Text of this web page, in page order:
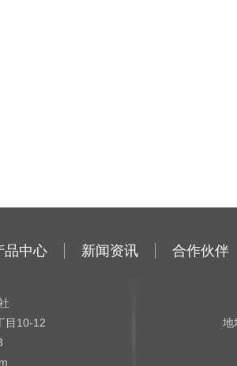
品中心 新闻资讯 合作伙伴
目10-12
地